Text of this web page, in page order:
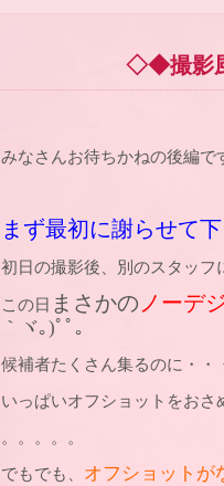
◇◆撮影
みなさんお待ちかねの後編で
まず最初に謝らせて
初日の撮影後、別のスタッ
この日 まさかの ノーデ
｀ヾ｡)ﾟﾟ｡
候補者たくさん集るのに・・
いっぱいオフショットをお
。。。。。
でもでも、 オフショットが